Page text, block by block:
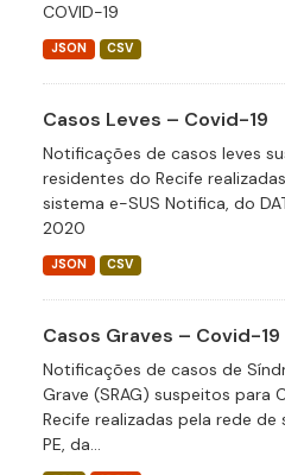
COVID-19
JSON CSV
Casos Leves – Covid-19
Notificações de casos leves
residentes do Recife
sistema e-SUS Notifica, do
2020
JSON CSV
Casos Graves – Covid-19
Notificações de casos de
Grave (SRAG) suspeitos para
Recife realizadas pela rede
PE, da...